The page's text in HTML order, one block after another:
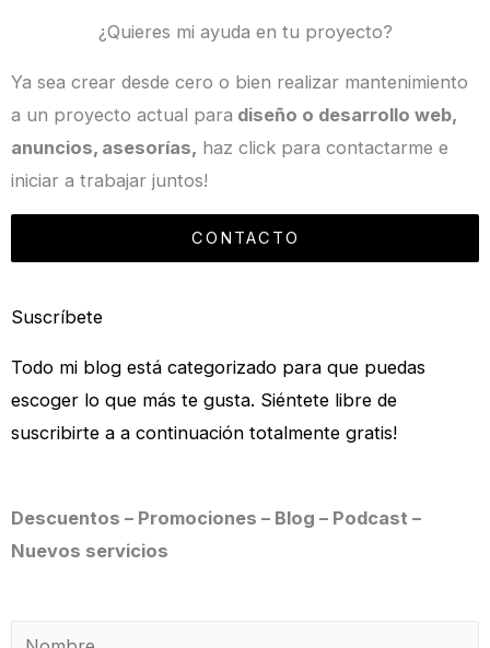
¿Quieres mi ayuda en tu proyecto?
Ya sea crear desde cero o bien realizar mantenimiento
a un proyecto actual para diseño o desarrollo web,
anuncios, asesorías, haz click para contactarme e
iniciar a trabajar juntos!
CONTACTO
Suscríbete
Todo mi blog está categorizado para que puedas
escoger lo que más te gusta. Siéntete libre de
suscribirte a a continuación totalmente gratis!
Descuentos – Promociones – Blog – Podcast –
Nuevos servicios